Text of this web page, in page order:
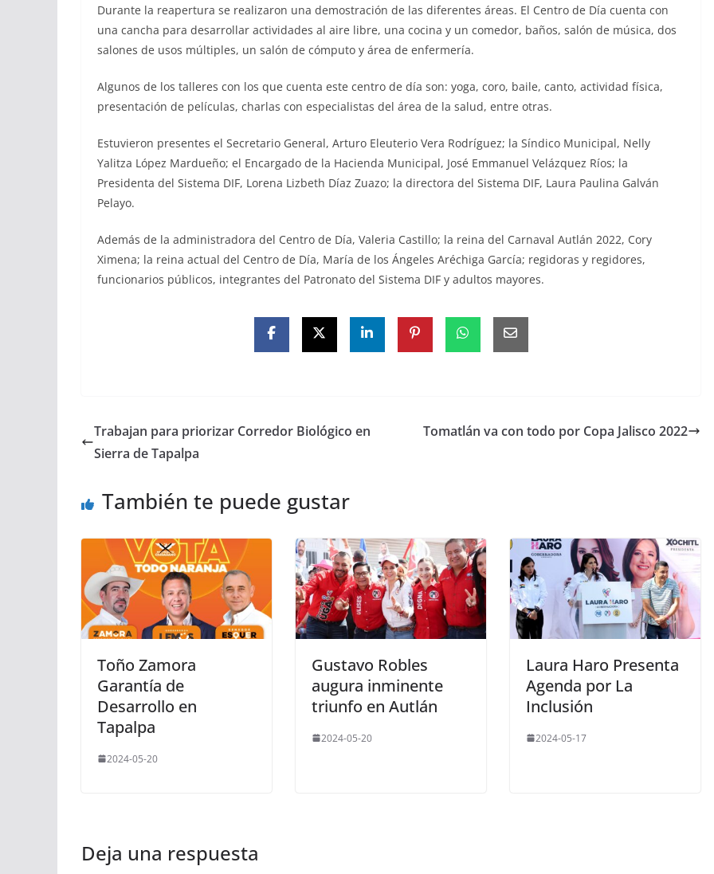
Durante la reapertura se realizaron una demostración de las diferentes áreas. El Centro de Día cuenta con
una cancha para desarrollar actividades al aire libre, una cocina y un comedor, baños, salón de música, dos
salones de usos múltiples, un salón de cómputo y área de enfermería.
Algunos de los talleres con los que cuenta este centro de día son: yoga, coro, baile, canto, actividad física,
presentación de películas, charlas con especialistas del área de la salud, entre otras.
Estuvieron presentes el Secretario General, Arturo Eleuterio Vera Rodríguez; la Síndico Municipal, Nelly
Yalitza López Mardueño; el Encargado de la Hacienda Municipal, José Emmanuel Velázquez Ríos; la
Presidenta del Sistema DIF, Lorena Lizbeth Díaz Zuazo; la directora del Sistema DIF, Laura Paulina Galván
Pelayo.
Además de la administradora del Centro de Día, Valeria Castillo; la reina del Carnaval Autlán 2022, Cory
Ximena; la reina actual del Centro de Día, María de los Ángeles Aréchiga García; regidoras y regidores,
funcionarios públicos, integrantes del Patronato del Sistema DIF y adultos mayores.
Trabajan para priorizar Corredor Biológico en
Sierra de Tapalpa
Tomatlán va con todo por Copa Jalisco 2022
También te puede gustar
Toño Zamora
Garantía de
Desarrollo en
Tapalpa
2024-05-20
Gustavo Robles
augura inminente
triunfo en Autlán
2024-05-20
Laura Haro Presenta
Agenda por La
Inclusión
2024-05-17
Deja una respuesta